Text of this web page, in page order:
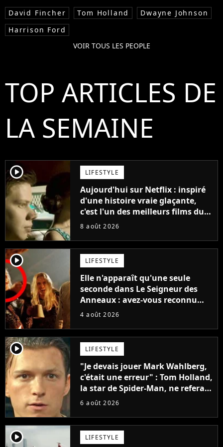
David Fincher Tom Holland
Dwayne Johnson
Harrison Ford
VOIR TOUS LES PEOPLE
TOP ARTICLES DE
LA SEMAINE
player2 LIFESTYLE
Aujourd'hui sur Netflix : inspiré
d'une histoire vraie glaçante,
c'est l'un des meilleurs films du
21ème siècle
8 août 2026
player2 LIFESTYLE
Elle n'apparaît qu'une seule
seconde dans Le Seigneur des
Anneaux : avez-vous reconnu
cette légende du cinéma dans la
4 août 2026
player2 LIFESTYLE
"Je devais jouer Mark Wahlberg,
c'était une erreur" : Tom Holland,
la star de Spider-Man, ne referait
pas ce blockbuster
6 août 2026
player2 LIFESTYLE